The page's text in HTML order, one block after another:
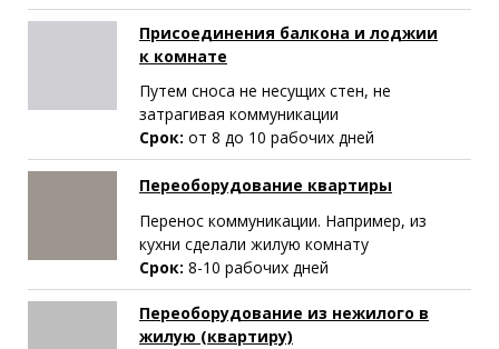
Присоединения балкона и лоджии
к комнате
Путем сноса не несущих стен, не
затрагивая коммуникации
Срок: от 8 до 10 рабочих дней
Переоборудование квартиры
Перенос коммуникации. Например, из
кухни сделали жилую комнату
Срок: 8-10 рабочих дней
Переоборудование из нежилого в
жилую (квартиру)